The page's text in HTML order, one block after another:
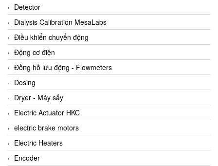
Altech
Amarillo Gear
Ametek
AMPTRON Vietnam
AND Vietnam
ANDERSON-NEGELE
ANDILOG Technologies Vietnam
Anritsu
ANTEC S.A
Antico pumps
Anybus/ HMS
Detector
Dialysis Calibration MesaLabs
Điều khiển chuyển động
Động cơ điện
Đồng hồ lưu động - Flowmeters
Dosing
Dryer - Máy sấy
Electric Actuator HKC
electric brake motors
Electric Heaters
Encoder